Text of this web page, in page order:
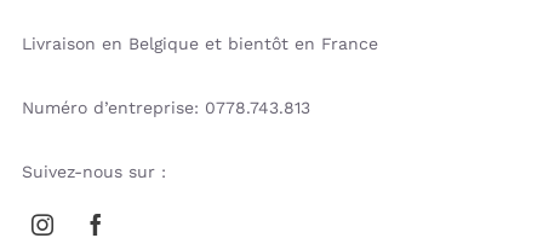
Livraison en Belgique et bientôt en France
Numéro d’entreprise: 0778.743.813
Suivez-nous sur :